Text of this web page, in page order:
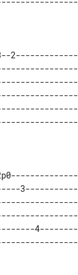
2-------------
3-----------
4--------